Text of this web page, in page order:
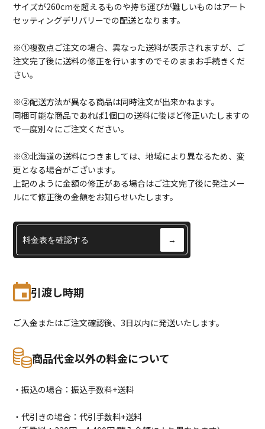
サイズが260cmを超えるものや持ち運びが難しいものはアート
セッティングデリバリーでの配送となります。
※①複数点ご注文の場合、異なった送料が表示されますが、ご
注文完了後に送料の修正を行いますのでそのままお手続きくだ
さい。
※②配送方法が異なる商品は同時注文が出来かねます。
同梱可能な商品であれば1個口の送料に後ほど修正いたしますの
で一度別々にご注文ください。
※③北海道の送料につきましては、地域により異なるため、変
更となる場合がございます。
上記のように金額の修正がある場合はご注文完了後に発注メー
ルにて修正後の金額をお知らせいたします。
料金表を確認する →
引渡し時期
ご入金またはご注文確認後、3日以内に発送いたします。
商品代金以外の料金について
・振込の場合：振込手数料+送料
・代引きの場合：代引手数料+送料